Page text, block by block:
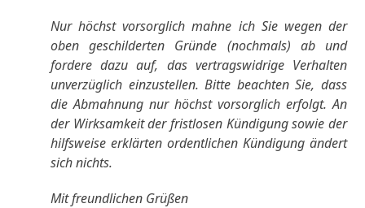
Nur höchst vorsorglich mahne ich Sie wegen der
oben geschilderten Gründe (nochmals) ab und
fordere dazu auf, das vertragswidrige Verhalten
unverzüglich einzustellen. Bitte beachten Sie, dass
die Abmahnung nur höchst vorsorglich erfolgt. An
der Wirksamkeit der fristlosen Kündigung sowie der
hilfsweise erklärten ordentlichen Kündigung ändert
sich nichts.
Mit freundlichen Grüßen